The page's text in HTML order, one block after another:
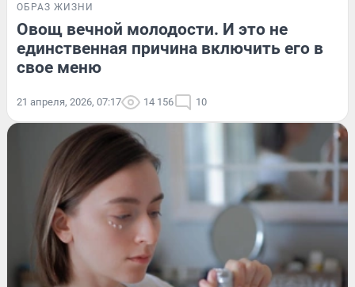
ОБРАЗ ЖИЗНИ
Овощ вечной молодости. И это не
единственная причина включить его в
свое меню
21 апреля, 2026, 07:17 14 156 10